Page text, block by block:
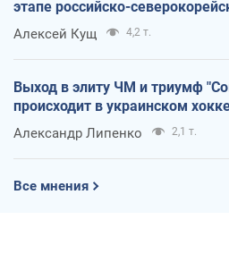
этапе российско-
Алексей Кущ 4,2 т.
Выход в элиту ЧМ и триумф
происходит в украинском
Александр Липенко 2,1 т.
Все мнения